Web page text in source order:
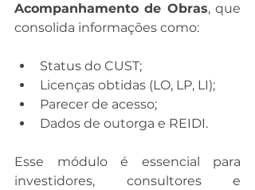
Acompanhamento de Obras, que
consolida informações como:
Status do CUST;
Licenças obtidas (LO, LP, LI);
Parecer de acesso;
Dados de outorga e REIDI.
Esse módulo é essencial para
investidores, consultores e